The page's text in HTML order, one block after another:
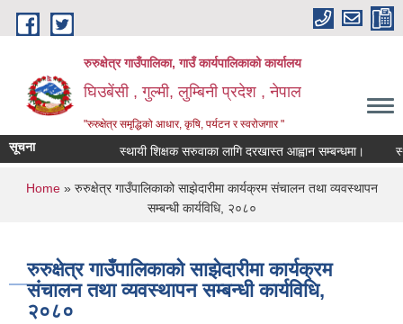
Skip to main content
रुरुक्षेत्र गाउँपालिका, गाउँ कार्यपालिकाको कार्यालय
घिउबेंसी , गुल्मी, लुम्बिनी प्रदेश , नेपाल
"रुरुक्षेत्र समृद्धिको आधार, कृषि, पर्यटन र स्वरोजगार "
सूचना स्थायी शिक्षक सरुवाका लागि दरखास्त आह्वान सम्बन्धमा।
You are here
Home» रुरुक्षेत्र गाउँपालिकाको साझेदारीमा कार्यक्रम संचालन तथा व्यवस्थापन
सम्बन्धी कार्यविधि, २०८०
रुरुक्षेत्र गाउँपालिकाको साझेदारीमा कार्यक्रम
संचालन तथा व्यवस्थापन सम्बन्धी कार्यविधि,
२०८०